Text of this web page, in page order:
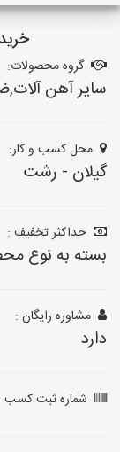
گروه محصولات:
سایر آهن
محل کسب و کار:
گیلان - رشت
حداکثر تخفیف :
بسته به نوع
مشاوره رایگان :
دارد
شماره ثبت کسب